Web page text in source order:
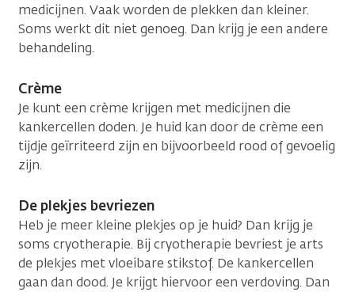
medicijnen. Vaak worden de plekken dan kleiner.
Soms werkt dit niet genoeg. Dan krijg je een andere
behandeling.
Crème
Je kunt een crème krijgen met medicijnen die
kankercellen doden. Je huid kan door de crème een
tijdje geïrriteerd zijn en bijvoorbeeld rood of gevoelig
zijn.
De plekjes bevriezen
Heb je meer kleine plekjes op je huid? Dan krijg je
soms cryotherapie. Bij cryotherapie bevriest je arts
de plekjes met vloeibare stikstof. De kankercellen
gaan dan dood. Je krijgt hiervoor een verdoving. Dan